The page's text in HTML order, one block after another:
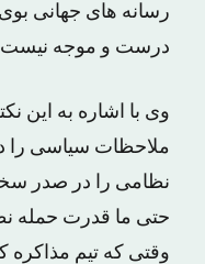
رسانه های جهانی
درست و موجه
وی با اشاره به این
ملاحظات سیاسی را
نظامی را در صدر
حتی ما قدرت حمله
وقتی که تیم مذاکره